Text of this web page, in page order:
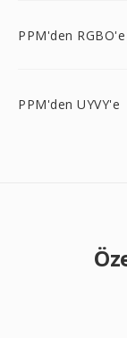
PPM'den RGBO'e
PPM'den UYVY'e